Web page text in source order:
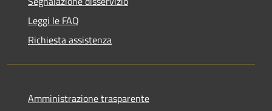
Leggi le FAQ
Richiesta assistenza
Amministrazione trasparente